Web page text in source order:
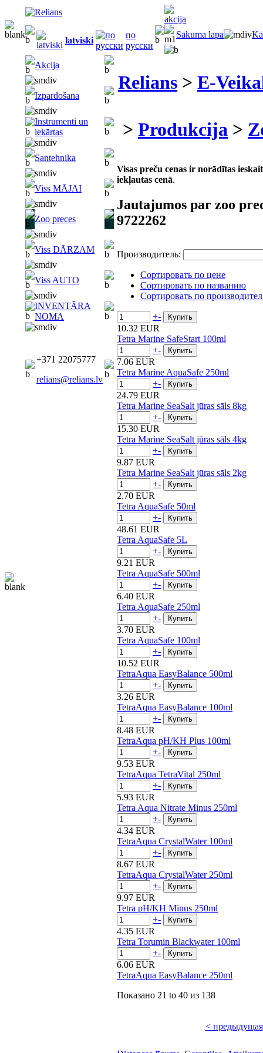
latviski
по
русски
Sākuma lapa
Akcija
Izpardošana
Instrumenti un
iekārtas
Santehnika
Viss MĀJAI
Zoo preces
Viss DĀRZAM
Viss AUTO
INVENTĀRA
NOMA
+371 22075777
relians@relians.lv
Relians > E-
> Produkcija >
Visas preču cenas ir norādītas
iekļautas cenā.
Jautajumos par zoo
9722262
Производитель:
Сортировать по цене
Сортировать по названию
Сортировать по
+-
10.32 EUR
Tetra Marine SafeStart 100ml
+-
7.06 EUR
Tetra Marine AquaSafe 250ml
+-
24.79 EUR
Tetra Marine SeaSalt jūras sāls 8kg
+-
15.30 EUR
Tetra Marine SeaSalt jūras sāls 4kg
+-
9.87 EUR
Tetra Marine SeaSalt jūras sāls 2kg
+-
2.70 EUR
Tetra AquaSafe 50ml
+-
48.61 EUR
Tetra AquaSafe 5L
+-
9.21 EUR
Tetra AquaSafe 500ml
+-
6.40 EUR
Tetra AquaSafe 250ml
+-
3.70 EUR
Tetra AquaSafe 100ml
+-
10.52 EUR
TetraAqua EasyBalance 500ml
+-
3.26 EUR
TetraAqua EasyBalance 100ml
+-
8.48 EUR
TetraAqua pH/KH Plus 100ml
+-
9.53 EUR
TetraAqua TetraVital 250ml
+-
5.93 EUR
Tetra Aqua Nitrate Minus 250ml
+-
4.34 EUR
TetraAqua CrystalWater 100ml
+-
8.67 EUR
TetraAqua CrystalWater 250ml
+-
9.97 EUR
Tetra pH/KH Minus 250ml
+-
4.35 EUR
Tetra Torumin Blackwater 100ml
+-
6.06 EUR
TetraAqua EasyBalance 250ml
Показано 21 to 40 из 138
< предыдущая